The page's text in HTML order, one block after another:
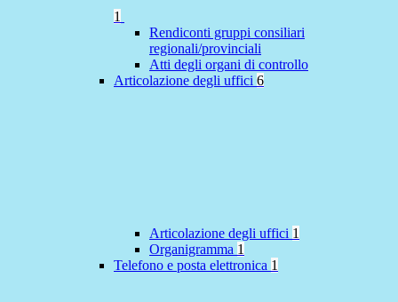
1
Rendiconti gruppi consiliari
regionali/provinciali
Atti degli organi di controllo
Articolazione degli uffici 6
Articolazione degli uffici 1
Organigramma 1
Telefono e posta elettronica 1